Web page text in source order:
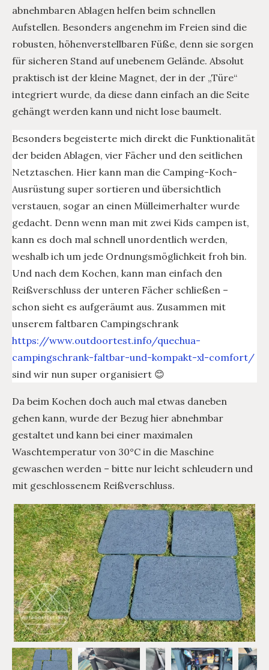
abnehmbaren Ablagen helfen beim schnellen
Aufstellen. Besonders angenehm im Freien sind die
robusten, höhenverstellbaren Füße, denn sie sorgen
für sicheren Stand auf unebenem Gelände. Absolut
praktisch ist der kleine Magnet, der in der „Türe“
integriert wurde, da diese dann einfach an die Seite
gehängt werden kann und nicht lose baumelt.
Besonders begeisterte mich direkt die Funktionalität
der beiden Ablagen, vier Fächer und den seitlichen
Netztaschen. Hier kann man die Camping-Koch-
Ausrüstung super sortieren und übersichtlich
verstauen, sogar an einen Mülleimerhalter wurde
gedacht. Denn wenn man mit zwei Kids campen ist,
kann es doch mal schnell unordentlich werden,
weshalb ich um jede Ordnungsmöglichkeit froh bin.
Und nach dem Kochen, kann man einfach den
Reißverschluss der unteren Fächer schließen –
schon sieht es aufgeräumt aus. Zusammen mit
unserem faltbaren Campingschrank
https://www.outdoortest.info/quechua-
campingschrank-faltbar-und-kompakt-xl-comfort/
sind wir nun super organisiert 😊
Da beim Kochen doch auch mal etwas daneben
gehen kann, wurde der Bezug hier abnehmbar
gestaltet und kann bei einer maximalen
Waschtemperatur von 30°C in die Maschine
gewaschen werden – bitte nur leicht schleudern und
mit geschlossenem Reißverschluss.